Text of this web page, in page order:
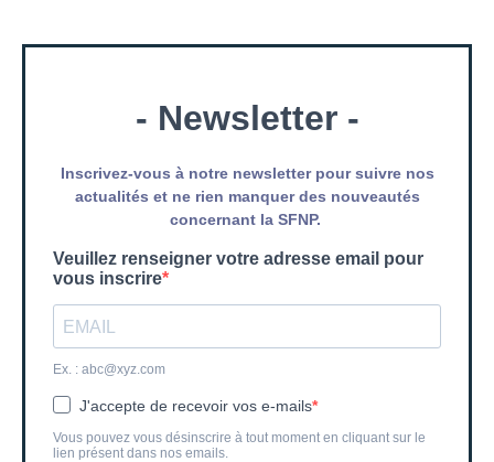
- Newsletter -
Inscrivez-vous à notre newsletter pour suivre nos
actualités et ne rien manquer des nouveautés
concernant la SFNP.
Veuillez renseigner votre adresse email pour
vous inscrire
Ex. : abc@xyz.com
J'accepte de recevoir vos e-mails
Vous pouvez vous désinscrire à tout moment en cliquant sur le
lien présent dans nos emails.